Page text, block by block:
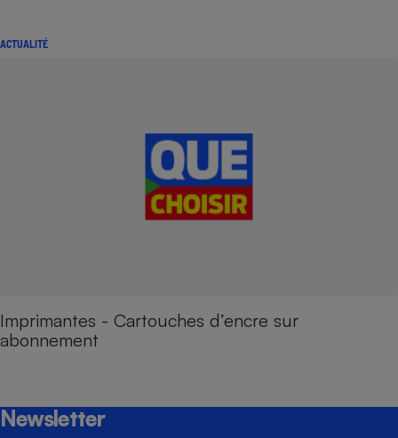
ACTUALITÉ
Imprimantes - Cartouches d’encre sur
abonnement
Newsletter